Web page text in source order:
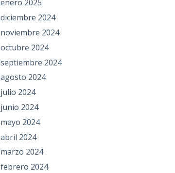
enero 2025
diciembre 2024
noviembre 2024
octubre 2024
septiembre 2024
agosto 2024
julio 2024
junio 2024
mayo 2024
abril 2024
marzo 2024
febrero 2024